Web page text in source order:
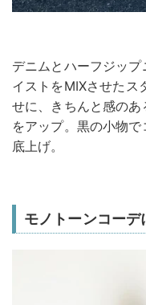
デニムとハーフジッ
イストをMIXさせたス
せに、きちんと感の
をアップ。黒の小物
底上げ。
モノトーンコーデ